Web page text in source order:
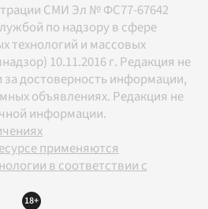
СМИ Эл № ФС77-67642
по надзору в сфере
технологий и массовых
10.11.2016 г. Редакция не
за достоверность информации,
объявлениях. Редакция не
информации.
применяются
в соответствии с
18+